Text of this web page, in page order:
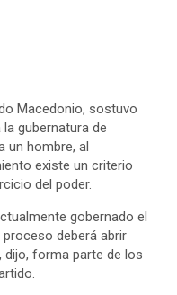
Macedonio, sostuvo
gubernatura de
un hombre, al
existe un criterio
del poder.
gobernado el
deberá abrir
dijo, forma parte de los